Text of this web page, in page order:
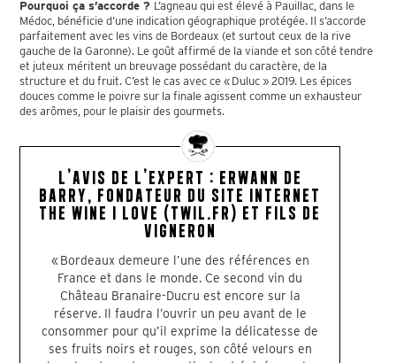
Pourquoi ça s’accorde ? L’agneau qui est élevé à Pauillac, dans le
Médoc, bénéficie d’une indication géographique protégée. Il s’accorde
parfaitement avec les vins de Bordeaux (et surtout ceux de la rive
gauche de la Garonne). Le goût affirmé de la viande et son côté tendre
et juteux méritent un breuvage possédant du caractère, de la
structure et du fruit. C’est le cas avec ce « Duluc » 2019. Les épices
douces comme le poivre sur la finale agissent comme un exhausteur
des arômes, pour le plaisir des gourmets.
L’AVIS DE L’EXPERT : ERWANN DE
BARRY, FONDATEUR DU SITE INTERNET
THE WINE I LOVE (TWIL.FR) ET FILS DE
VIGNERON
« Bordeaux demeure l’une des références en
France et dans le monde. Ce second vin du
Château Branaire-Ducru est encore sur la
réserve. Il faudra l’ouvrir un peu avant de le
consommer pour qu’il exprime la délicatesse de
ses fruits noirs et rouges, son côté velours en